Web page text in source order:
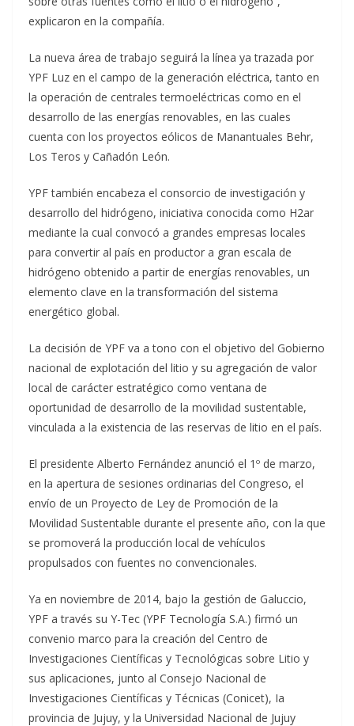
explicaron en la compañía.
La nueva área de trabajo seguirá la línea ya trazada por
YPF Luz en el campo de la generación eléctrica, tanto en
la operación de centrales termoeléctricas como en el
desarrollo de las energías renovables, en las cuales
cuenta con los proyectos eólicos de Manantuales Behr,
Los Teros y Cañadón León.
YPF también encabeza el consorcio de investigación y
desarrollo del hidrógeno, iniciativa conocida como H2ar
mediante la cual convocó a grandes empresas locales
para convertir al país en productor a gran escala de
hidrógeno obtenido a partir de energías renovables, un
elemento clave en la transformación del sistema
energético global.
La decisión de YPF va a tono con el objetivo del Gobierno
nacional de explotación del litio y su agregación de valor
local de carácter estratégico como ventana de
oportunidad de desarrollo de la movilidad sustentable,
vinculada a la existencia de las reservas de litio en el país.
El presidente Alberto Fernández anunció el 1º de marzo,
en la apertura de sesiones ordinarias del Congreso, el
envío de un Proyecto de Ley de Promoción de la
Movilidad Sustentable durante el presente año, con la que
se promoverá la producción local de vehículos
propulsados con fuentes no convencionales.
Ya en noviembre de 2014, bajo la gestión de Galuccio,
YPF a través su Y-Tec (YPF Tecnología S.A.) firmó un
convenio marco para la creación del Centro de
Investigaciones Científicas y Tecnológicas sobre Litio y
sus aplicaciones, junto al Consejo Nacional de
Investigaciones Científicas y Técnicas (Conicet), Ia
provincia de Jujuy, y la Universidad Nacional de Jujuy